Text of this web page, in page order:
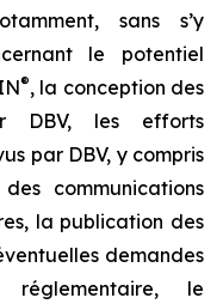
sans s’y
le potentiel
®, la conception des
DBV, les efforts
par DBV, y compris
communications
la publication des
demandes
réglementaire, le